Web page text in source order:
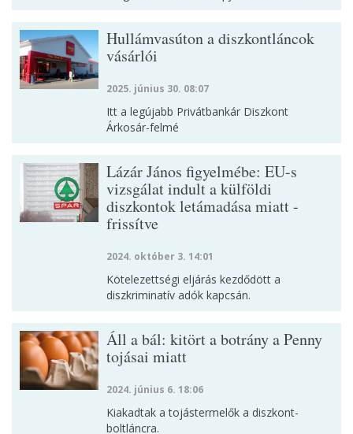
Hullámvasúton a diszkontláncok
vásárlói
2025. június 30. 08:07
Itt a legújabb Privátbankár Diszkont
Árkosár-felmé
Lázár János figyelmébe: EU-s
vizsgálat indult a külföldi
diszkontok letámadása miatt -
frissítve
2024. október 3. 14:01
Kötelezettségi eljárás kezdődött a
diszkriminatív adók kapcsán.
Áll a bál: kitört a botrány a Penny
tojásai miatt
2024. június 6. 18:06
Kiakadtak a tojástermelők a diszkont-
boltláncra.